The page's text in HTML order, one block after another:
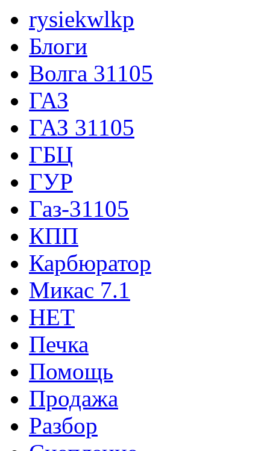
rysiekwlkp
Блоги
Волга 31105
ГАЗ
ГАЗ 31105
ГБЦ
ГУР
Газ-31105
КПП
Карбюратор
Микас 7.1
НЕТ
Печка
Помощь
Продажа
Разбор